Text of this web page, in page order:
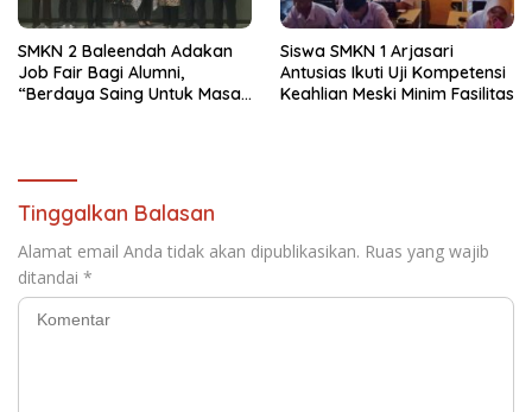
SMKN 2 Baleendah Adakan
Job Fair Bagi Alumni,
“Berdaya Saing Untuk Masa
Siswa SMKN 1 Arjasari
Antusias Ikuti Uji Kompetensi
Keahlian Meski Minim Fasilitas
Tinggalkan Balasan
Alamat email Anda tidak akan dipublikasikan. Ruas yang wajib
ditandai *